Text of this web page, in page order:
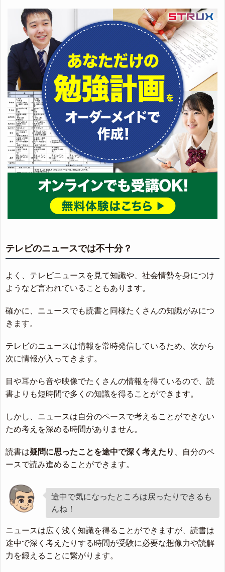
テレビのニュースでは不十分？
よく、テレビニュースを見て知識や、社会情勢を身につけ
ようなど言われていることもあります。
確かに、ニュースでも読書と同様たくさんの知識がみにつ
きます。
テレビのニュースは情報を常時発信しているため、次から
次に情報が入ってきます。
目や耳から音や映像でたくさんの情報を得ているので、読
書よりも短時間で多くの知識を得ることができます。
しかし、ニュースは自分のペースで考えることができない
ため考えを深める時間がありません。
読書は疑問に思ったことを途中で深く考えたり
、自分のペ
ースで読み進めることができます。
途中で気になったところは戻ったりできるも
んね！
ニュースは広く浅く知識を得ることができますが、読書は
途中で深く考えたりする時間が受験に必要な想像力や読解
力を鍛えることに繋がります。